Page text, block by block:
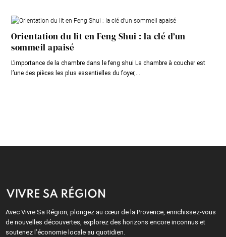
Orientation du lit en Feng Shui : la clé d’un
sommeil apaisé
L’importance de la chambre dans le feng shui La chambre à coucher est
l’une des pièces les plus essentielles du foyer,...
Avec Vivre Sa Région, plongez au cœur de la Provence, enrichissez-vous
de nouvelles découvertes, explorez des horizons encore inconnus et
soutenez l’économie locale au quotidien.